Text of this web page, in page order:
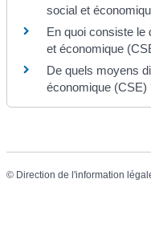
social et
En quoi consiste le
et économique
De quels moyens
économique (CSE)
© Direction de l'information